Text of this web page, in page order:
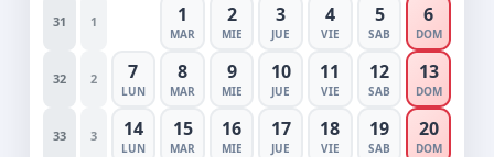
31 1 1
MAR
2
MIE
3
JUE
4
VIE
5
SAB
6
DOM
32 2 7
LUN
8
MAR
9
MIE
10
JUE
11
VIE
12
SAB
13
DOM
33 3 14
LUN
15
MAR
16
MIE
17
JUE
18
VIE
19
SAB
20
DOM